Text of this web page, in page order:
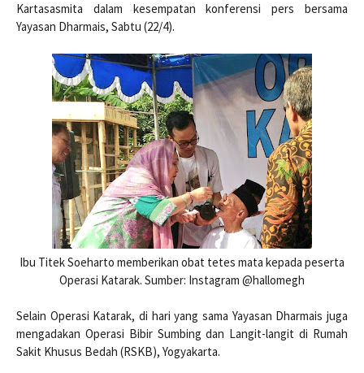
Kartasasmita dalam kesempatan konferensi pers bersama
Yayasan Dharmais, Sabtu (22/4).
Ibu Titek Soeharto memberikan obat tetes mata kepada peserta
Operasi Katarak. Sumber: Instagram @hallomegh
Selain Operasi Katarak, di hari yang sama Yayasan Dharmais juga
mengadakan Operasi Bibir Sumbing dan Langit-langit di Rumah
Sakit Khusus Bedah (RSKB), Yogyakarta.